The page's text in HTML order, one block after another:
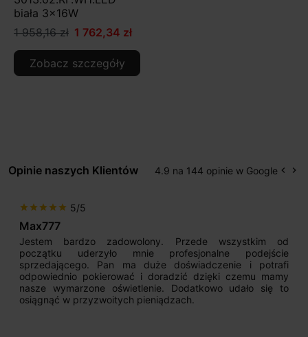
biała 3x16W
1 958,16 zł 1 762,34 zł
Zobacz szczegóły
Opinie naszych Klientów 4.9 na 144 opinie w Google keyboard_arrow_left keyboard_arrow_right
star star star star star 5/5
Max777
Jestem bardzo zadowolony. Przede wszystkim od
początku uderzyło mnie profesjonalne podejście
sprzedającego. Pan ma duże doświadczenie i potrafi
odpowiednio pokierować i doradzić dzięki czemu mamy
nasze wymarzone oświetlenie. Dodatkowo udało się to
osiągnąć w przyzwoitych pieniądzach.